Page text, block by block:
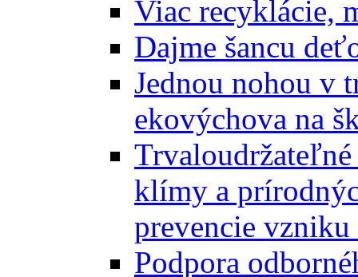
Viac recyklácie,
Dajme šancu
Jednou nohou v
ekovýchova na
klímy a
prevencie vzniku
Podpora